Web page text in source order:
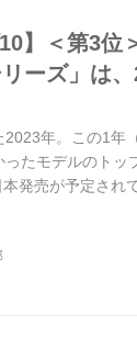
】＜第3
ーズ」は
年。この1年
たモデルのトッ
発売が予定され
月12日公開、一部